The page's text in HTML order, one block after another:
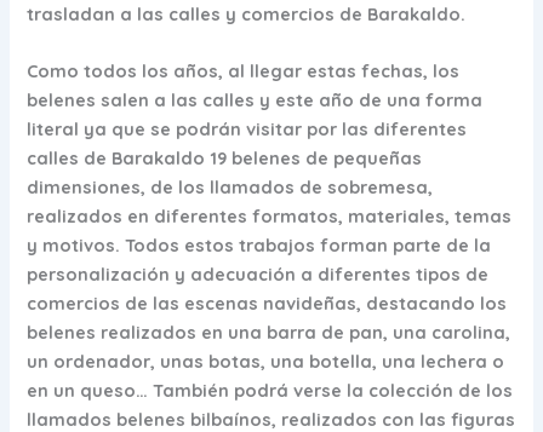
trasladan a las calles y comercios de Barakaldo.
Como todos los años, al llegar estas fechas, los
belenes salen a las calles y este año de una forma
literal ya que se podrán visitar por las diferentes
calles de Barakaldo 19 belenes de pequeñas
dimensiones, de los llamados de sobremesa,
realizados en diferentes formatos, materiales, temas
y motivos. Todos estos trabajos forman parte de la
personalización y adecuación a diferentes tipos de
comercios de las escenas navideñas, destacando los
belenes realizados en una barra de pan, una carolina,
un ordenador, unas botas, una botella, una lechera o
en un queso… También podrá verse la colección de los
llamados belenes bilbaínos, realizados con las figuras